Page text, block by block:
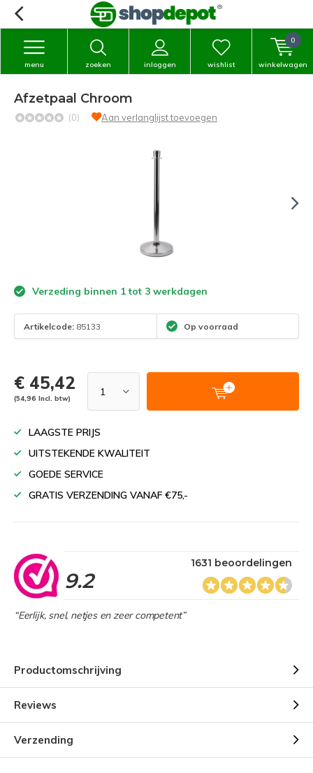
zoeken inloggen
menu wishlist winkelwagen
0
Afzetpaal Chroom
(0) Aan verlanglijst toevoegen
Verzeding binnen 1 tot 3 werkdagen
Artikelcode: 85133 Op voorraad
€ 45,42
(54,96 Incl. btw)
LAAGSTE PRIJS
UITSTEKENDE KWALITEIT
GOEDE SERVICE
GRATIS VERZENDING VANAF €75,-
9.2
1631 beoordelingen
“Eerlijk, snel, netjes en zeer competent”
Productomschrijving
Reviews
Verzending